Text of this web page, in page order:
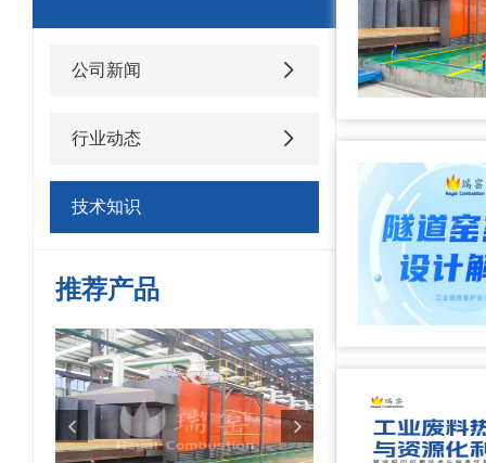
公司新闻
行业动态
技术知识
推荐产品